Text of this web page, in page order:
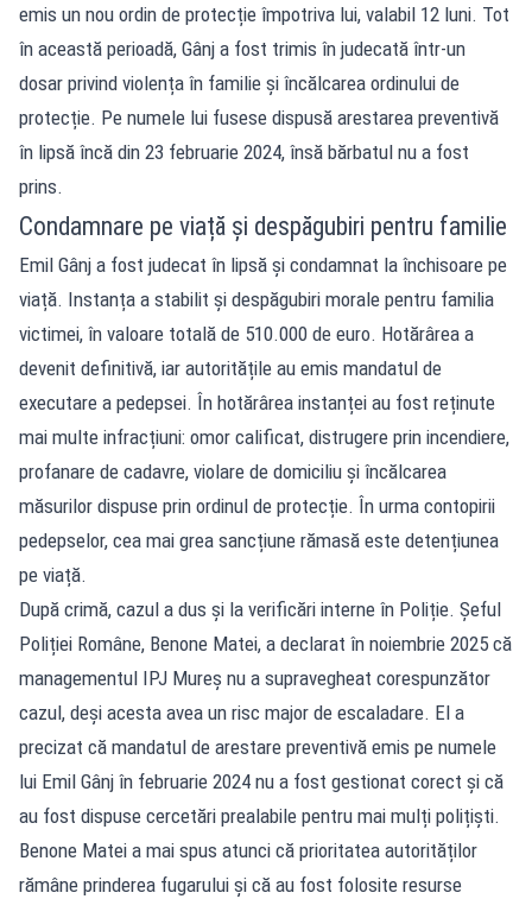
emis un nou ordin de protecție împotriva lui, valabil 12 luni. Tot
în această perioadă, Gânj a fost trimis în judecată într-un
dosar privind violența în familie și încălcarea ordinului de
protecție. Pe numele lui fusese dispusă arestarea preventivă
în lipsă încă din 23 februarie 2024, însă bărbatul nu a fost
prins.
Condamnare pe viață și despăgubiri pentru familie
Emil Gânj a fost judecat în lipsă și condamnat la închisoare pe
viață. Instanța a stabilit și despăgubiri morale pentru familia
victimei, în valoare totală de 510.000 de euro. Hotărârea a
devenit definitivă, iar autoritățile au emis mandatul de
executare a pedepsei. În hotărârea instanței au fost reținute
mai multe infracțiuni: omor calificat, distrugere prin incendiere,
profanare de cadavre, violare de domiciliu și încălcarea
măsurilor dispuse prin ordinul de protecție. În urma contopirii
pedepselor, cea mai grea sancțiune rămasă este detențiunea
pe viață.
După crimă, cazul a dus și la verificări interne în Poliție. Șeful
Poliției Române, Benone Matei, a declarat în noiembrie 2025 că
managementul IPJ Mureș nu a supravegheat corespunzător
cazul, deși acesta avea un risc major de escaladare. El a
precizat că mandatul de arestare preventivă emis pe numele
lui Emil Gânj în februarie 2024 nu a fost gestionat corect și că
au fost dispuse cercetări prealabile pentru mai mulți polițiști.
Benone Matei a mai spus atunci că prioritatea autorităților
rămâne prinderea fugarului și că au fost folosite resurse